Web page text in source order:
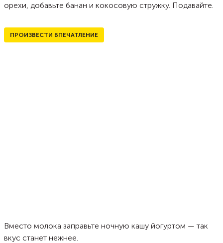
орехи, добавьте банан и кокосовую стружку. Подавайте.
ПРОИЗВЕСТИ ВПЕЧАТЛЕНИЕ
Вместо молока заправьте ночную кашу йогуртом — так
вкус станет нежнее.